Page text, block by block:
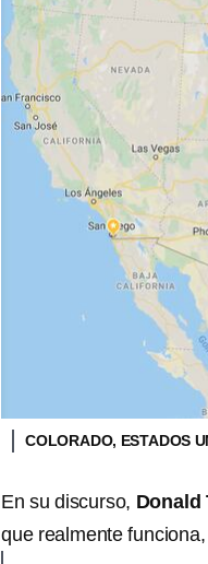
COLORADO, ESTADOS
En su discurso, Donald
que realmente